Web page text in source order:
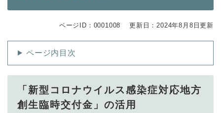
ページID：0001008 更新日：2024年8月8日更新
ページ内目次
「新型コロナウイルス感染症対応地方
創生臨時交付金」の活用